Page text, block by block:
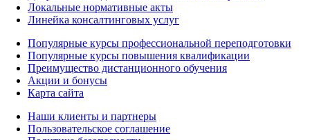
Локальные нормативные акты
Линейка консалтинговых услуг
Популярные курсы профессиональной переподготовки
Популярные курсы повышения квалификации
Преимущество дистанционного обучения
Акции и бонусы
Карта сайта
Наши клиенты и партнеры
Пользовательское соглашение